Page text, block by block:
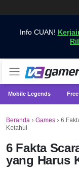
Info CUAN!
Mobile Legends
Beranda › Games › 6
Ketahui
6 Fakta
yang Harus